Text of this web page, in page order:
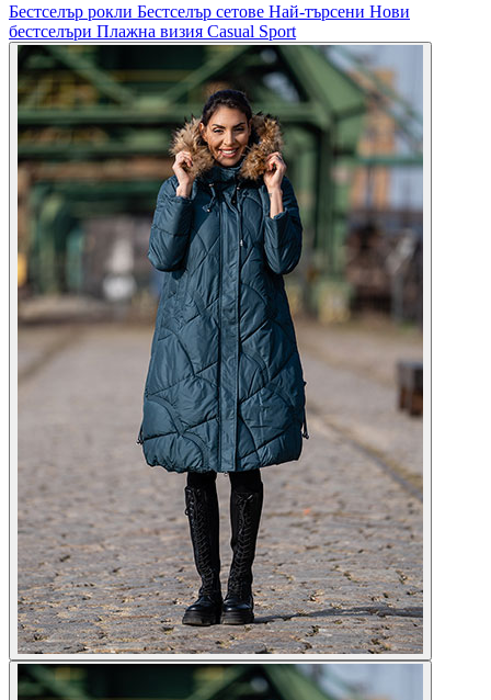
Бестселър рокли Бестселър сетове Най-търсени Нови
бестселъри Плажна визия Casual Sport